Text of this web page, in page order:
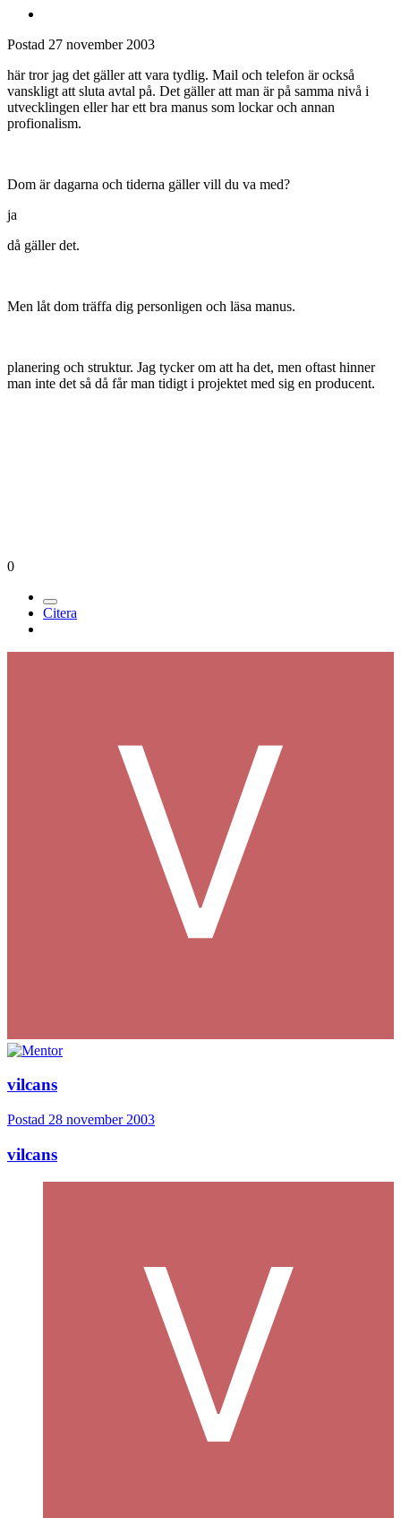
Postad 27 november 2003
här tror jag det gäller att vara tydlig. Mail och telefon är också
vanskligt att sluta avtal på. Det gäller att man är på samma nivå i
utvecklingen eller har ett bra manus som lockar och annan
profionalism.
Dom är dagarna och tiderna gäller vill du va med?
ja
då gäller det.
Men låt dom träffa dig personligen och läsa manus.
planering och struktur. Jag tycker om att ha det, men oftast hinner
man inte det så då får man tidigt i projektet med sig en producent.
0
Citera
vilcans
Postad 28 november 2003
vilcans